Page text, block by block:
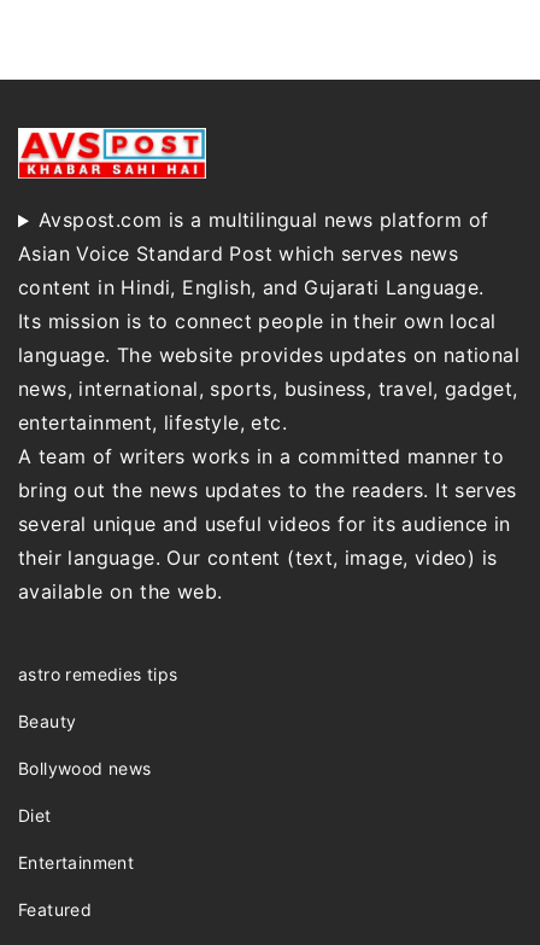
Avspost.com is a multilingual news platform of
Asian Voice Standard Post which serves news
content in Hindi, English, and Gujarati Language.
Its mission is to connect people in their own local
language. The website provides updates on national
news, international, sports, business, travel, gadget,
entertainment, lifestyle, etc.
A team of writers works in a committed manner to
bring out the news updates to the readers. It serves
several unique and useful videos for its audience in
their language. Our content (text, image, video) is
available on the web.
astro remedies tips
Beauty
Bollywood news
Diet
Entertainment
Featured